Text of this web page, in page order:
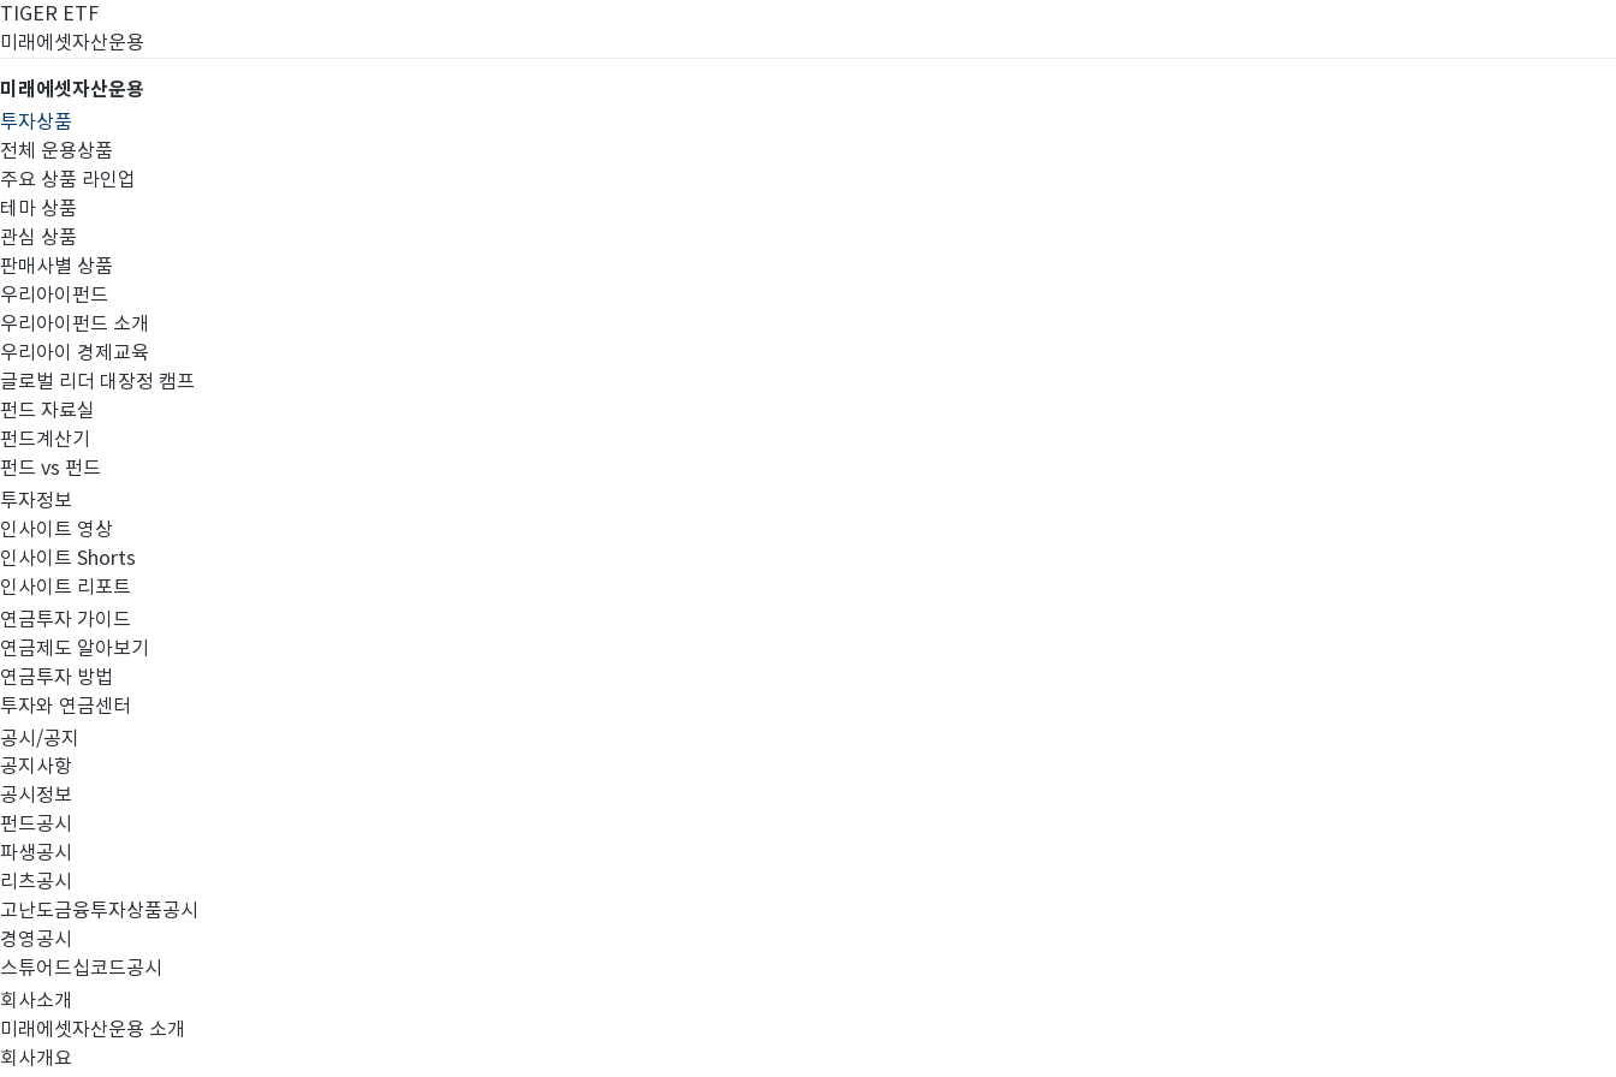
TIGER ETF
미래에셋자산운용
미래에셋자산운용
투자상품
전체 운용상품
주요 상품 라인업
테마 상품
관심 상품
판매사별 상품
우리아이펀드
우리아이펀드 소개
우리아이 경제교육
글로벌 리더 대장정 캠프
펀드 자료실
펀드계산기
펀드 vs 펀드
투자정보
인사이트 영상
인사이트 Shorts
인사이트 리포트
연금투자 가이드
연금제도 알아보기
연금투자 방법
투자와 연금센터
공시/공지
공지사항
공시정보
펀드공시
파생공시
리츠공시
고난도금융투자상품공시
경영공시
스튜어드십코드공시
회사소개
미래에셋자산운용 소개
회사개요
투
자
상
품
검
색
#TDF #차이나
총84건